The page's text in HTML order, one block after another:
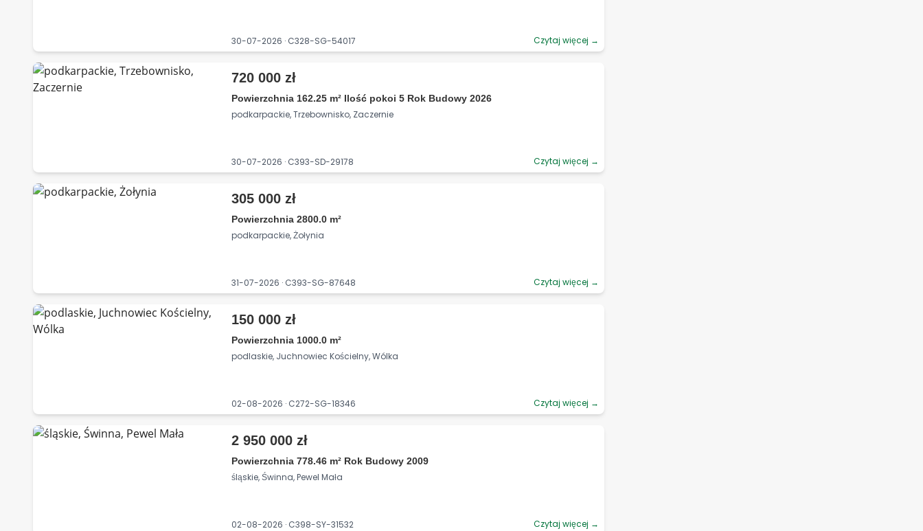
30-07-2026 · C328-SG-54017 Czytaj więcej →
720 000 zł
Powierzchnia 162.25 m² Ilość pokoi 5 Rok Budowy 2026
podkarpackie, Trzebownisko, Zaczernie
30-07-2026 · C393-SD-29178 Czytaj więcej →
305 000 zł
Powierzchnia 2800.0 m²
podkarpackie, Żołynia
31-07-2026 · C393-SG-87648 Czytaj więcej →
150 000 zł
Powierzchnia 1000.0 m²
podlaskie, Juchnowiec Kościelny, Wólka
02-08-2026 · C272-SG-18346 Czytaj więcej →
2 950 000 zł
Powierzchnia 778.46 m² Rok Budowy 2009
śląskie, Świnna, Pewel Mała
02-08-2026 · C398-SY-31532 Czytaj więcej →